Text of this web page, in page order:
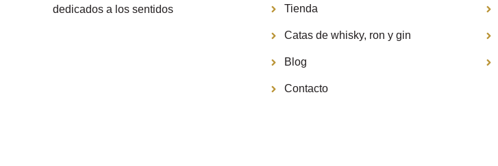
dedicados a los sentidos
Tienda
Catas de whisky, ron y gin
Blog
Contacto